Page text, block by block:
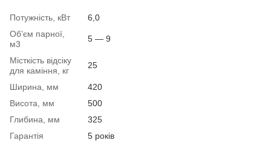
Потужність, кВт
6,0
Об’єм парної,
м3
5 — 9
Місткість відсіку
для каміння, кг
25
Ширина, мм
420
Висота, мм
500
Глибина, мм
325
Гарантія
5 років